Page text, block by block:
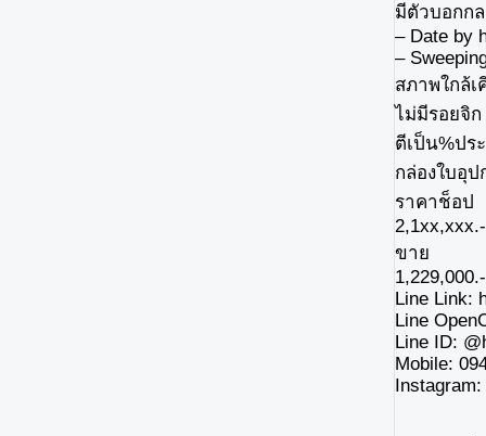
มีตัวบอกกล
– Date by
–
สภาพใกล้เ
ไม่มีรอยจิ
ตีเป็น%ปร
กล่องใบอุ
ราคาช็อป
2,1xx,xxx.-
ขาย
1,229,000.-
Line Link:
Line
Line ID:
Mobile: